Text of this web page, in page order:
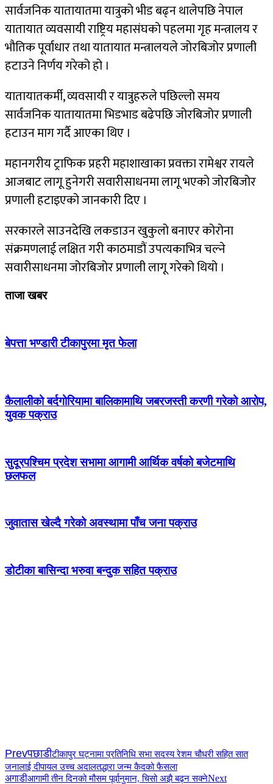
सार्वजनिक यातायातमा यात्रुको भीड बढ्न थालेपछि नेपाल
यातायात व्यवसायी राष्ट्रिय महासंघको पहलमा गृह मन्त्रालय र
भौतिक पूर्वाधार तथा यातायात मन्त्रालयले जोरबिजोर प्रणाली
हटाउने निर्णय गरेको हो ।
यातायातकर्मी, व्यवसायी र यात्रुहरुले पछिल्लो समय
सार्वजनिक यातायातमा भिडभाड बढेपछि जोरबिजोर प्रणाली
हटाउन माग गर्दै आएका थिए ।
महानगरीय ट्राफिक प्रहरी महाशाखाका प्रवक्ता रामेश्वर रायले
आजबाट लागू हुनेगरी सवारीसाधनमा लागू भएको जोरबिजोर
प्रणाली हटाइएको जानकारी दिए ।
सरकारले साउनदेखि लकडाउन खुकुलो बनाएर कोरोना
संक्रमणलाई लक्षित गरी काठमाडौं उपत्यकाभित्र चल्ने
सवारीसाधनमा जोरबिजोर प्रणाली लागू गरेको थियो ।
ताजा खबर
बेपत्ता भण्डारी टीकापुरमा मृत फेला
कैलालीको बर्दगोरियामा बालिकामाथि जबरजस्ती करणी गरेको आरोप,
युवक पक्राउ
सुदूरपश्चिम प्रदेश सभामा आगामी आर्थिक वर्षको बजेटमाथि
छलफल
जुवातास खेल्दै गरेको अवस्थामा पाँच जना पक्राउ
डोटीका बासिन्दा भरुवा बन्दुक सहित पक्राउ
Prevपछाडीटीकापुर घट्नामा प्रतिनिधि सभा सदस्य रेशम चौधरी सहित सात
जनालाई दीपायल उच्च अदालतद्धारा जन्म कैदको फैसला
अगाडीआगामी तीन दिनको मौसम पूर्वानुमान, चिसो अझै बढ्न सक्नेNext